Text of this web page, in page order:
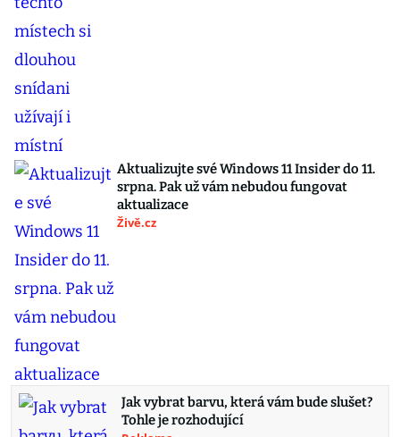
Aktualizujte své Windows 11 Insider do 11.
srpna. Pak už vám nebudou fungovat
aktualizace
Živě.cz
Jak vybrat barvu, která vám bude slušet?
Tohle je rozhodující